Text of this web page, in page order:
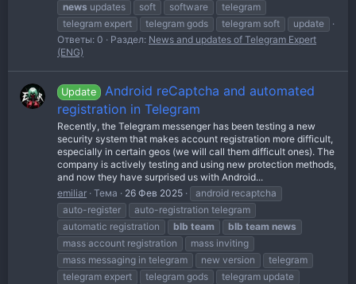
news updates soft software
telegram
telegram expert
telegram gods telegram soft
update
Ответы: 0
Раздел: News and updates of Telegram Expert
(ENG)
Update
Android reCaptcha and automated
registration in Telegram
Recently, the Telegram messenger has been testing a new
security system that makes account registration more difficult,
especially in certain geos (we will call them difficult ones). The
company is actively testing and using new protection methods,
and now they have surprised us with Android...
emiliar Тема 26 Фев 2025
android recaptcha
auto-register
auto-registration telegram
automatic registration
blb team blb team news
mass account registration
mass inviting
mass messaging in telegram
new version
telegram
telegram expert
telegram gods
telegram update